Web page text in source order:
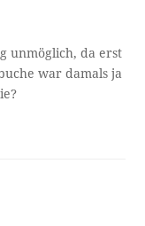
unmöglich, da erst
war damals ja